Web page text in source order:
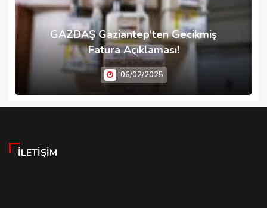
GAZDAŞ Gaziantep'ten Gecikmiş
Fatura Açıklaması!
06/02/2025
İLETIŞIM